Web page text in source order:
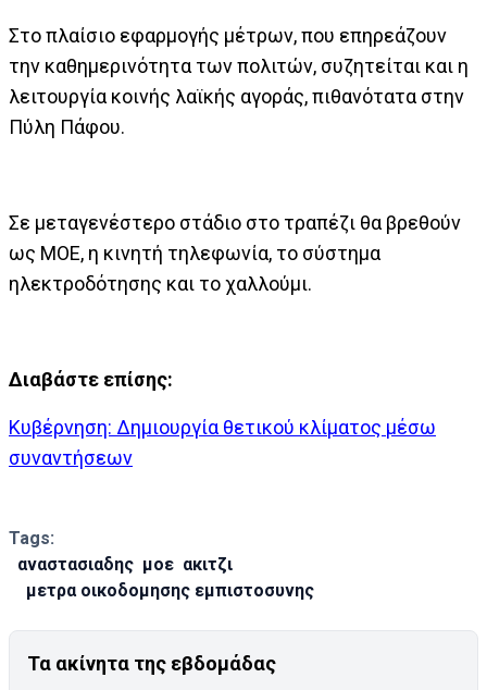
Στο πλαίσιο εφαρμογής μέτρων, που επηρεάζουν
την καθημερινότητα των πολιτών, συζητείται και η
λειτουργία κοινής λαϊκής αγοράς, πιθανότατα στην
Πύλη Πάφου.
Σε μεταγενέστερο στάδιο στο τραπέζι θα βρεθούν
ως ΜΟΕ, η κινητή τηλεφωνία, το σύστημα
ηλεκτροδότησης και το χαλλούμι.
Διαβάστε επίσης:
Κυβέρνηση: Δημιουργία θετικού κλίματος μέσω
συναντήσεων
Tags:
αναστασιαδης μοε ακιτζι
μετρα οικοδομησης εμπιστοσυνης
Τα ακίνητα της εβδομάδας